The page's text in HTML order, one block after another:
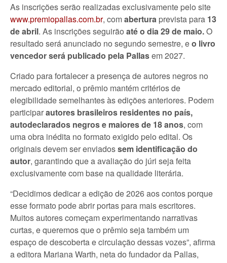
As inscrições serão realizadas exclusivamente pelo site
www.premiopallas.com.br, comabertura prevista para 13
de abril. As inscrições seguirão até o dia 29 de maio.O
resultado será anunciado no segundo semestre, eo livro
vencedor será publicado pela Pallasem 2027.
Criado para fortalecer a presença de autores negros no
mercado editorial, o prêmio mantém critérios de
elegibilidade semelhantes às edições anteriores. Podem
participarautores brasileiros residentes no país,
autodeclarados negros e maiores de 18 anos, com
uma obra inédita no formato exigido pelo edital. Os
originais devem ser enviadossem identificação do
autor, garantindo que a avaliação do júri seja feita
exclusivamente com base na qualidade literária.
“Decidimos dedicar a edição de 2026 aos contos porque
esse formato pode abrir portas para mais escritores.
Muitos autores começam experimentando narrativas
curtas, e queremos que o prêmio seja também um
espaço de descoberta e circulação dessas vozes”, afirma
a editora Mariana Warth, neta do fundador da Pallas,